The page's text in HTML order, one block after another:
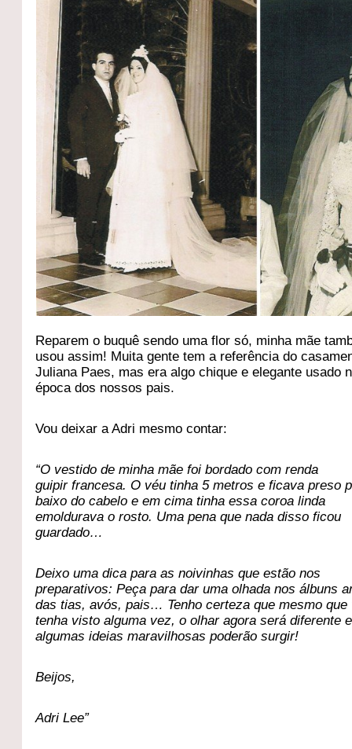
Reparem o buquê sendo uma flor só, minha mãe
usou assim! Muita gente tem a referência do
Juliana Paes, mas era algo chique e elegante usado
época dos nossos pais.
Vou deixar a Adri mesmo contar:
“O vestido de minha mãe foi bordado com renda
guipir francesa. O véu tinha 5 metros e ficava preso
baixo do cabelo e em cima tinha essa coroa linda
emoldurava o rosto. Uma pena que nada disso ficou
guardado…
Deixo uma dica para as noivinhas que estão nos
preparativos: Peça para dar uma olhada nos álbuns
das tias, avós, pais… Tenho certeza que mesmo que
tenha visto alguma vez, o olhar agora será diferente e
algumas ideias maravilhosas poderão surgir!
Beijos,
Adri Lee”